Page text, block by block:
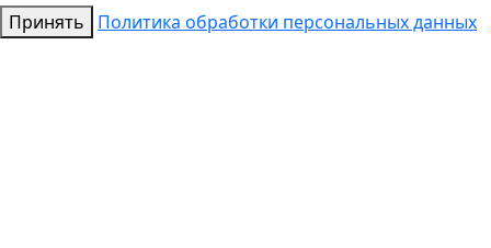
Принять
Политика обработки персональных данных